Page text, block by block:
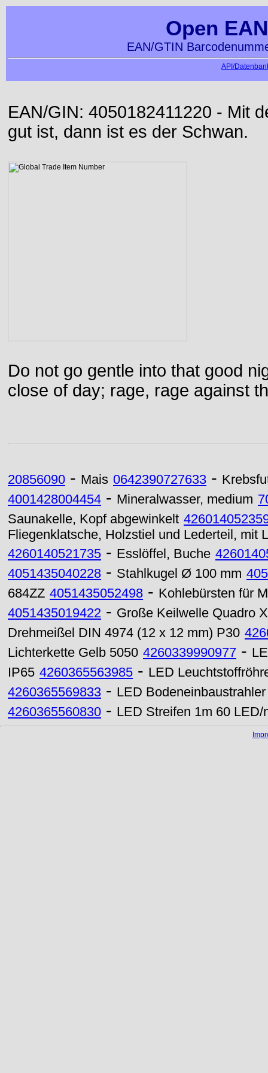
Open
EAN/GTIN
API/
EAN/GIN: 4050182411220 - Mit
gut ist, dann ist es der Schwan.
Do not go gentle into that good
close of day; rage, rage against
20856090 - Mais 0642390727633 -
4001428004454 - Mineralwasser, medium
Saunakelle, Kopf abgewinkelt
Fliegenklatsche, Holzstiel und Lederteil, mit
4260140521735 - Esslöffel, Buche
4051435040228 - Stahlkugel Ø 100 mm
684ZZ 4051435052498 - Kohlebürsten für
4051435019422 - Große Keilwelle Quadro
Drehmeißel DIN 4974 (12 x 12 mm) P30
Lichterkette Gelb 5050 4260339990977 -
IP65 4260365563985 - LED
4260365569833 - LED
4260365560830 - LED Streifen 1m 60